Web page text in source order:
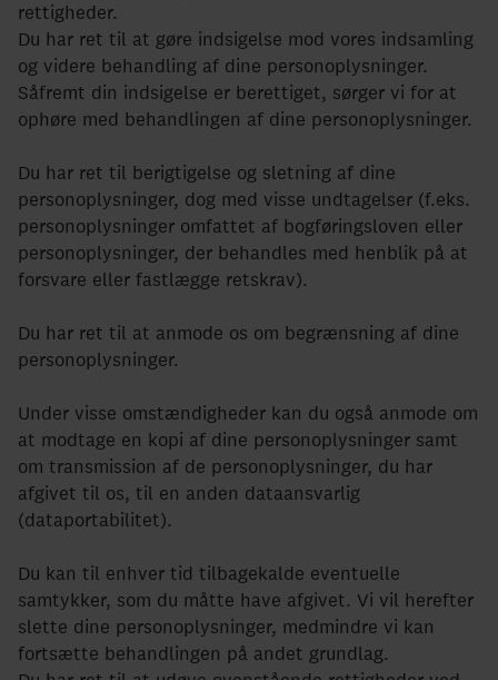
rettigheder.
Du har ret til at gøre indsigelse mod vores indsamling
og videre behandling af dine personoplysninger.
Såfremt din indsigelse er berettiget, sørger vi for at
ophøre med behandlingen af dine personoplysninger.
Du har ret til berigtigelse og sletning af dine
personoplysninger, dog med visse undtagelser (f.eks.
personoplysninger omfattet af bogføringsloven eller
personoplysninger, der behandles med henblik på at
forsvare eller fastlægge retskrav).
Du har ret til at anmode os om begrænsning af dine
personoplysninger.
Under visse omstændigheder kan du også anmode om
at modtage en kopi af dine personoplysninger samt
om transmission af de personoplysninger, du har
afgivet til os, til en anden dataansvarlig
(dataportabilitet).
Du kan til enhver tid tilbagekalde eventuelle
samtykker, som du måtte have afgivet. Vi vil herefter
slette dine personoplysninger, medmindre vi kan
fortsætte behandlingen på andet grundlag.